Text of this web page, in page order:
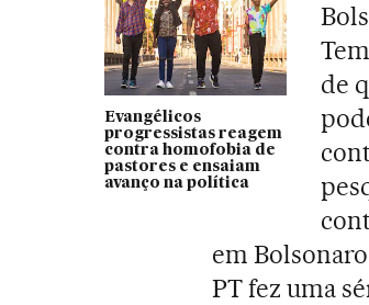
Evangélicos
progressistas reagem
contra homofobia de
pastores e ensaiam
avanço na política
de
em
PT fez uma